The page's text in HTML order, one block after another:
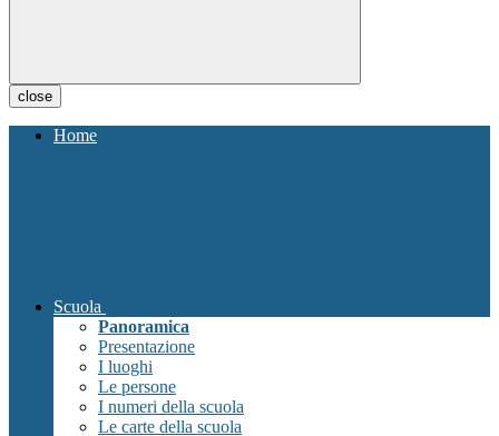
close
Home
Scuola
Panoramica
Presentazione
I luoghi
Le persone
I numeri della scuola
Le carte della scuola